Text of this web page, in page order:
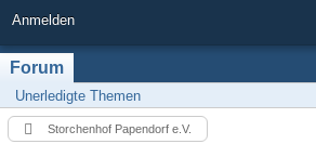
Anmelden
Forum
Unerledigte Themen
Storchenhof Papendorf e.V.